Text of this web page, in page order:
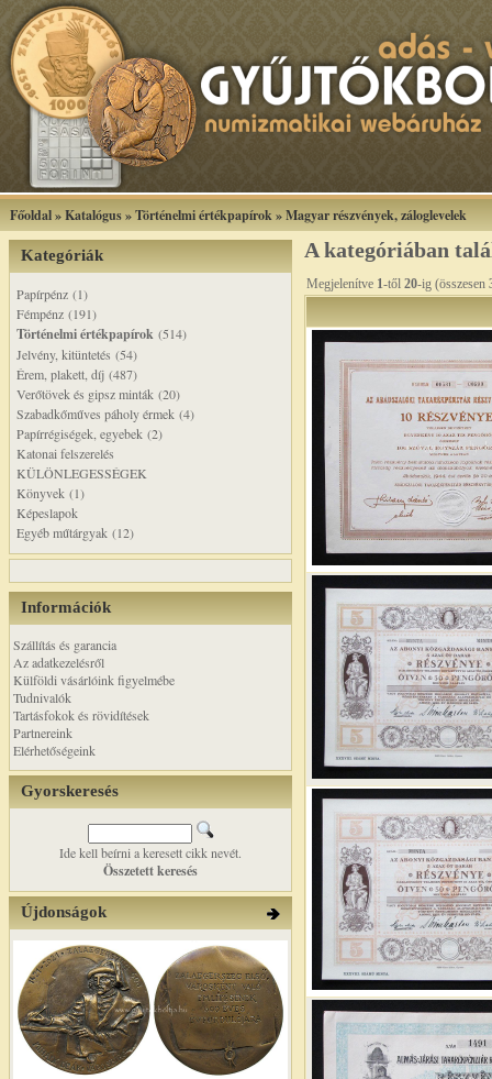
Főoldal»Katalógus»Történelmi értékpapírok»Magyar részvények, záloglevelek
Kategóriák
Papírpénz (1)
Fémpénz (191)
Történelmi értékpapírok (514)
Jelvény, kitüntetés (54)
Érem, plakett, díj (487)
Verőtövek és gipsz minták (20)
Szabadkőműves páholy érmek (4)
Papírrégiségek, egyebek (2)
Katonai felszerelés
KÜLÖNLEGESSÉGEK
Könyvek (1)
Képeslapok
Egyéb műtárgyak (12)
Információk
Szállítás és garancia
Az adatkezelésről
Külföldi vásárlóink figyelmébe
Tudnivalók
Tartásfokok és rövidítések
Partnereink
Elérhetőségeink
Gyorskeresés
Ide kell beírni a keresett cikk nevét.
Összetett keresés
Újdonságok
A kategóriában
Megjelenítve 1-től 20-ig (összesen